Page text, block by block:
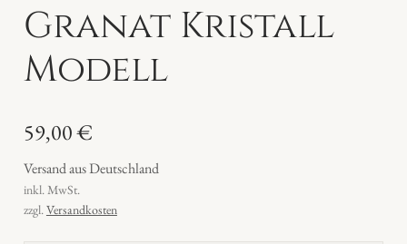
Granat Kristall
Modell
59,00€
Versand aus Deutschland
inkl. MwSt.
zzgl.Versandkosten